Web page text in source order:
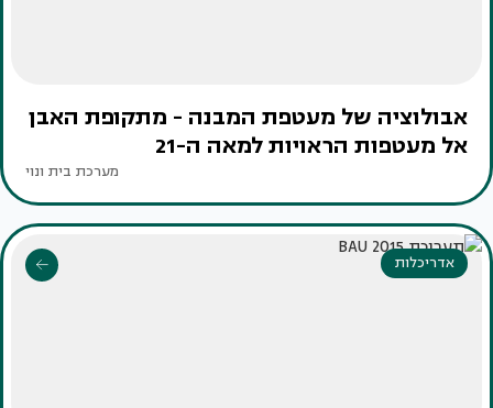
אבולוציה של מעטפת המבנה - מתקופת האבן
אל מעטפות הראויות למאה ה-21
מערכת בית ונוי
אדריכלות